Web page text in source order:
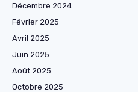
Décembre 2024
Février 2025
Avril 2025
Juin 2025
Août 2025
Octobre 2025